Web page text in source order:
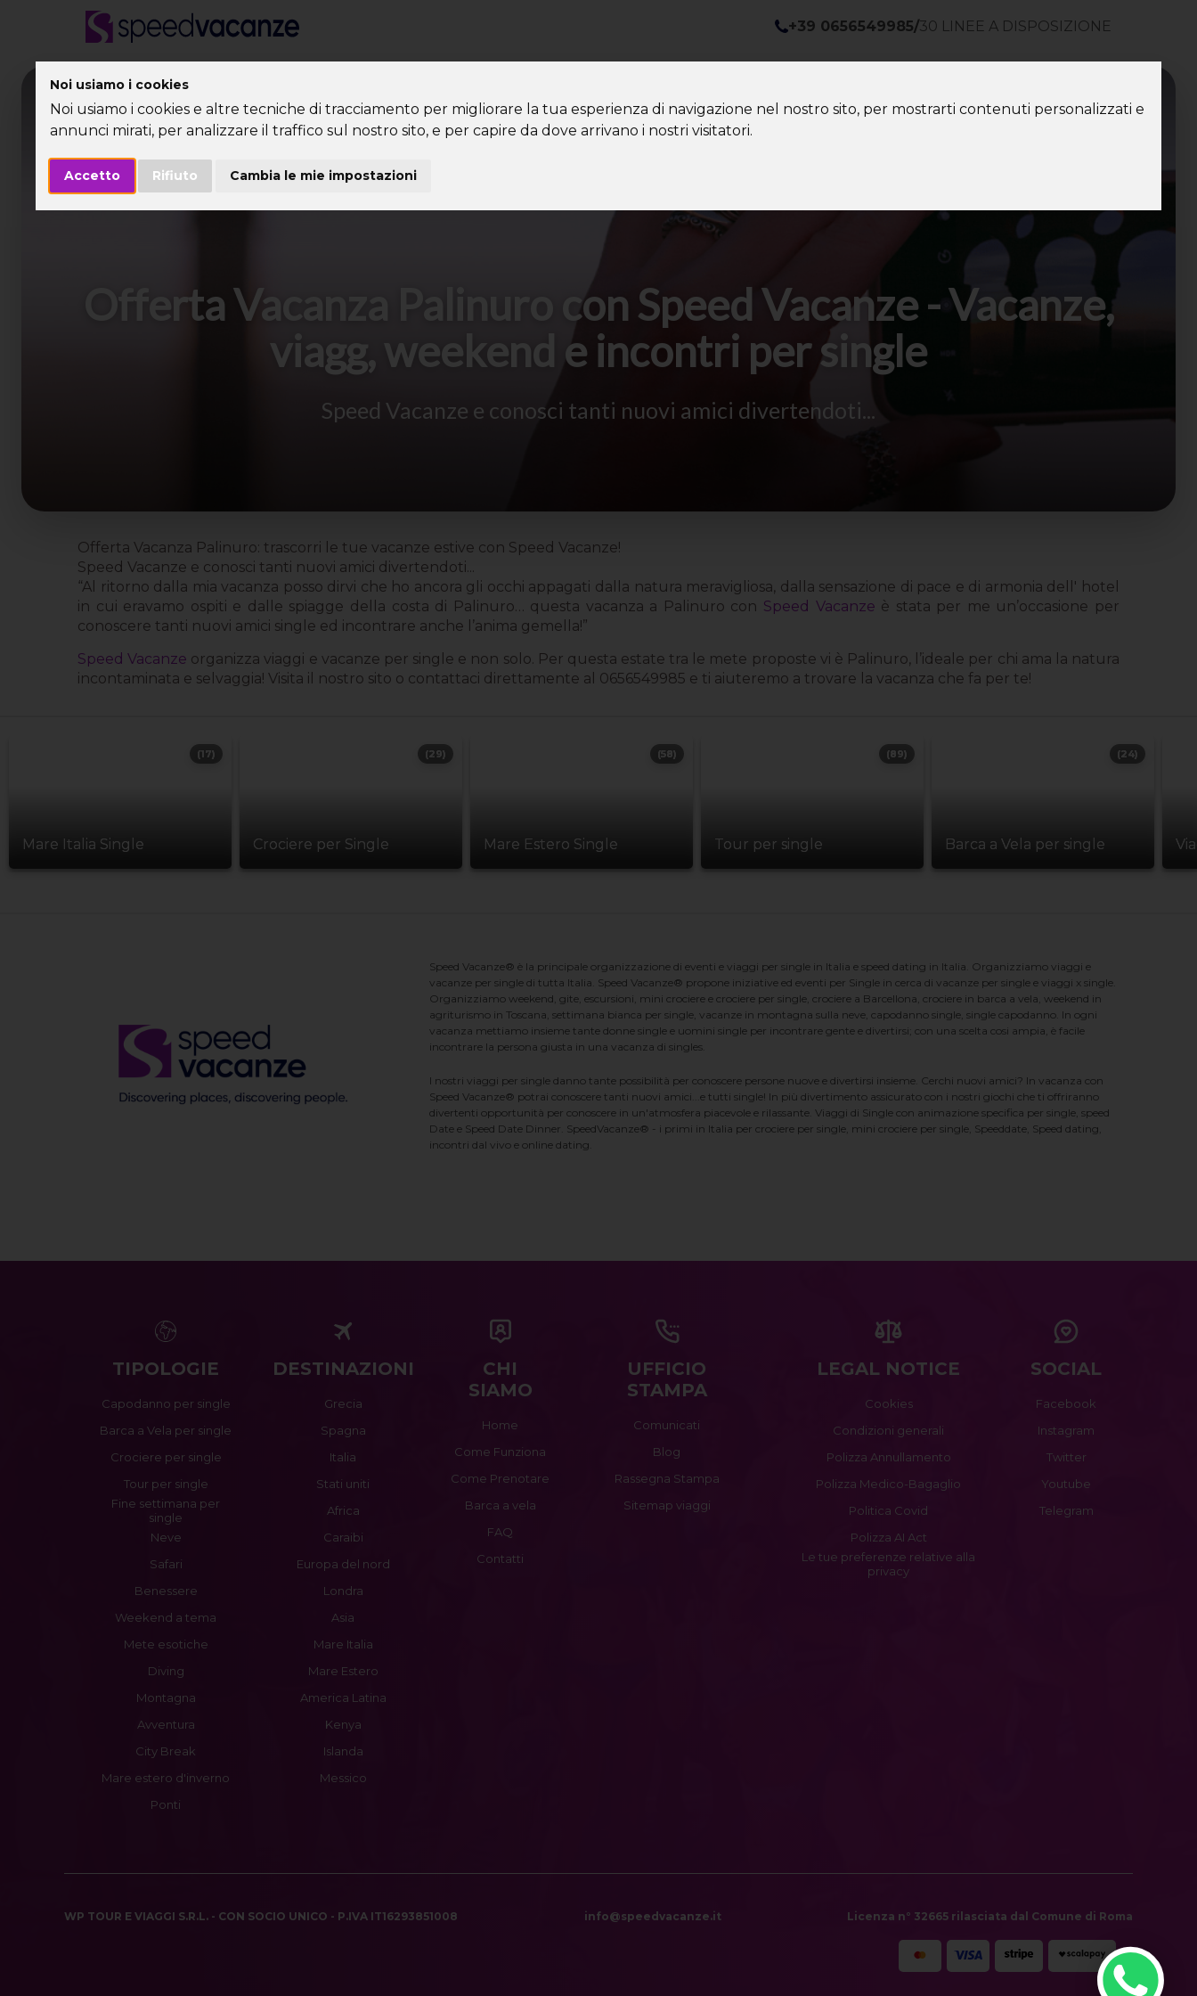
Noi usiamo i cookies
Noi usiamo i cookies e altre tecniche di tracciamento per migliorare la tua esperienza di navigazione nel nostro sito, per mostrarti contenuti personalizzati e
annunci mirati, per analizzare il traffico sul nostro sito, e per capire da dove arrivano i nostri visitatori.
Accetto Rifiuto Cambia le mie impostazioni
+39 0656549985/30 LINEE A DISPOSIZIONE
Offerta Vacanza Palinuro con Speed Vacanze - Vacanze,
viagg, weekend e incontri per single
Speed Vacanze e conosci tanti nuovi amici divertendoti...
Offerta Vacanza Palinuro: trascorri le tue vacanze estive con Speed Vacanze!
Speed Vacanze e conosci tanti nuovi amici divertendoti...
“Al ritorno dalla mia vacanza posso dirvi che ho ancora gli occhi appagati dalla natura meravigliosa, dalla sensazione di pace e di armonia dell' hotel
in cui eravamo ospiti e dalle spiagge della costa di Palinuro… questa vacanza a Palinuro con Speed Vacanze è stata per me un’occasione per
conoscere tanti nuovi amici single ed incontrare anche l’anima gemella!”
Speed Vacanze organizza viaggi e vacanze per single e non solo. Per questa estate tra le mete proposte vi è Palinuro, l’ideale per chi ama la natura
incontaminata e selvaggia! Visita il nostro sito o contattaci direttamente al 0656549985 e ti aiuteremo a trovare la vacanza che fa per te!
Mare Italia Single
(17)
Crociere per Single
(29)
Mare Estero Single
(58)
Tour per single
(89)
Barca a Vela per single
(24)
Speed Vacanze® è la principale organizzazione di eventi e viaggi per single in Italia e speed dating in Italia. Organizziamo viaggi e
vacanze per single di tutta Italia. Speed Vacanze® propone iniziative ed eventi per Single in cerca di vacanze per single e viaggi x single.
Organizziamo weekend, gite, escursioni, mini crociere e crociere per single, crociere a Barcellona, crociere in barca a vela, weekend in
agriturismo in Toscana, settimana bianca per single, vacanze in montagna sulla neve, capodanno single, single capodanno. In ogni
vacanza mettiamo insieme tante donne single e uomini single per incontrare gente e divertirsi; con una scelta cosi ampia, è facile
incontrare la persona giusta in una vacanza di singles.
I nostri viaggi per single danno tante possibilità per conoscere persone nuove e divertirsi insieme. Cerchi nuovi amici? In vacanza con
Speed Vacanze® potrai conoscere tanti nuovi amici...e tutti single! In più divertimento assicurato con i nostri giochi che ti offriranno
divertenti opportunità per conoscere in un'atmosfera piacevole e rilassante. Viaggi di Single con animazione specifica per single, speed
Date e Speed Date Dinner. SpeedVacanze® - i primi in Italia per crociere per single, mini crociere per single, Speeddate, Speed dating,
incontri dal vivo e online dating.
TIPOLOGIE
Capodanno per single
Barca a Vela per single
Crociere per single
Tour per single
Fine settimana per
single
Neve
Safari
Benessere
Weekend a tema
Mete esotiche
Diving
Montagna
Avventura
City Break
Mare estero d'inverno
Ponti
DESTINAZIONI
Grecia
Spagna
Italia
Stati uniti
Africa
Caraibi
Europa del nord
Londra
Asia
Mare Italia
Mare Estero
America Latina
Kenya
Islanda
Messico
CHI
SIAMO
Home
Come Funziona
Come Prenotare
Barca a vela
FAQ
Contatti
UFFICIO
STAMPA
Comunicati
Blog
Rassegna Stampa
Sitemap viaggi
LEGAL NOTICE
Cookies
Condizioni generali
Polizza Annullamento
Polizza Medico-Bagaglio
Politica Covid
Polizza AI Act
Le tue preferenze relative alla
privacy
SOCIAL
Facebook
Instagram
Twitter
Youtube
Telegram
WP TOUR E VIAGGI S.R.L. - CON SOCIO UNICO - P.IVA IT16293851008 info@speedvacanze.it Licenza n° 32665 rilasciata dal Comune di Roma